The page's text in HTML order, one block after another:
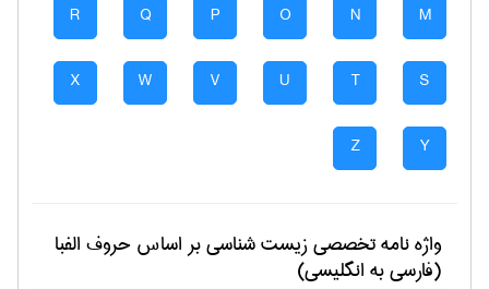
M
N
O
P
Q
R
S
T
U
V
W
X
Y
Z
واژه نامه تخصصیزيست شناسیبر اساس حروف الفبا
(فارسی به انگلیسی)